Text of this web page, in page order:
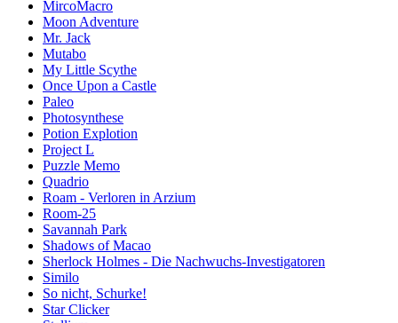
MircoMacro
Moon Adventure
Mr. Jack
Mutabo
My Little Scythe
Once Upon a Castle
Paleo
Photosynthese
Potion Explotion
Project L
Puzzle Memo
Quadrio
Roam - Verloren in Arzium
Room-25
Savannah Park
Shadows of Macao
Sherlock Holmes - Die Nachwuchs-Investigatoren
Similo
So nicht, Schurke!
Star Clicker